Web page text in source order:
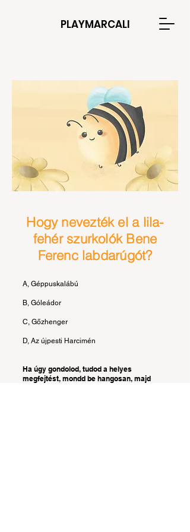
PLAYMARCALI
Hogy nevezték el a lila-
fehér szurkolók Bene
Ferenc labdarúgót?
A, Géppuskalábú
B, Góleádor
C, Gőzhenger
D, Az újpesti Harcimén
Ha úgy gondolod, tudod a helyes
megfejtést, mondd be hangosan, majd